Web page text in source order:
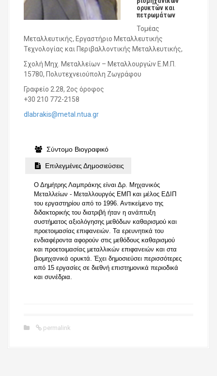
ορυκτών και
πετρωμάτων
Τομέας
Μεταλλευτικής, Εργαστήριο Μεταλλευτικής
Τεχνολογίας και Περιβαλλοντικής Μεταλλευτικής,
Σχολή Μηχ. Μεταλλείων – Μεταλλουργών Ε.Μ.Π.
15780, Πολυτεχνειούπολη Ζωγράφου
Γραφείο 2.28, 2ος όροφος
+30 210 772-2158
dlabrakis@metal.ntua.gr
Σύντομο Βιογραφικό
Επιλεγμένες Δημοσιεύσεις
Ο Δημήτρης Λαμπράκης είναι Δρ. Μηχανικός
Μεταλλείων - Μεταλλουργός ΕΜΠ και μέλος ΕΔΙΠ
του εργαστηρίου από το 1996. Αντικείμενο της
διδακτορικής του διατριβή ήταν η ανάπτυξη
συστήματος αξιολόγησης μεθόδων καθαρισμού και
προετοιμασίας επιφανειών. Τα ερευνητικά του
ενδιαφέροντα αφορούν στις μεθόδους καθαρισμού
και προετοιμασίας μεταλλικών επιφανειών και στα
βιομηχανικά ορυκτά. Έχει δημοσιεύσει περισσότερες
από 15 εργασίες σε διεθνή επιστημονικά περιοδικά
και συνέδρια.
permalink